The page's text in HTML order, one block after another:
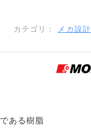
カテゴリ： メカ設計
ある樹脂